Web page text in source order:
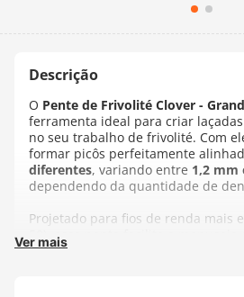
O Pente de Frivolité Clover -
ferramenta ideal para criar
no seu trabalho de frivolité. Com
formar picôs perfeitamente
diferentes, variando entre 1,2 mm
dependendo da quantidade de
Projetado para fios de renda mais
50), esse pente facilita o manuseio
acabamento mais refinado. Escolha
Ver mais